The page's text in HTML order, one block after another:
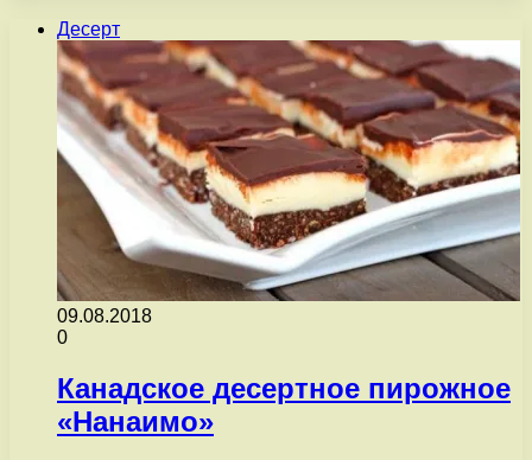
Десерт
09.08.2018
0
Канадское десертное пирожное
«Нанаимо»